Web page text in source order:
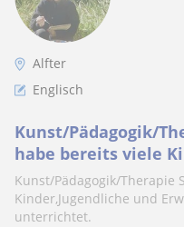
Alfter
Englisch
Kunst/Pädagogik/
habe bereits viele
Erwachsene in der
Kunst/Pädagogik/Therapie
Kinder,Jugendliche und
unterrichtet.